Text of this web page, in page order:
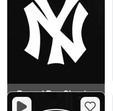
Record Rap Classics